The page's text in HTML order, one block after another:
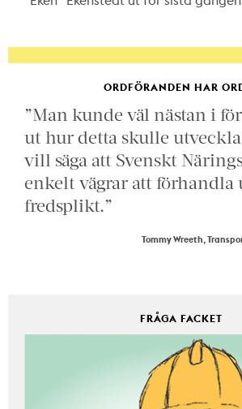
ORDFÖRANDEN HAR
”Man kunde väl nästan i
ut hur detta skulle
vill säga att Svenskt
enkelt vägrar att förhandla
fredsplikt.”
Tommy Wreeth,
FRÅGA FACKET